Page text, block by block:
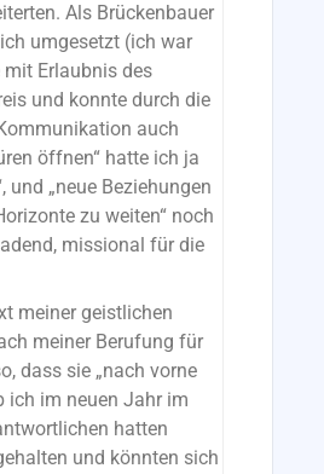
Als Brückenbauer
umgesetzt (ich war
Erlaubnis des
und konnte durch die
auch
öffnen“ hatte ich ja
„neue Beziehungen
zu weiten“ noch
missional für die
meiner geistlichen
meiner Berufung für
dass sie „nach vorne
ich im neuen Jahr im
hatten
und könnten sich